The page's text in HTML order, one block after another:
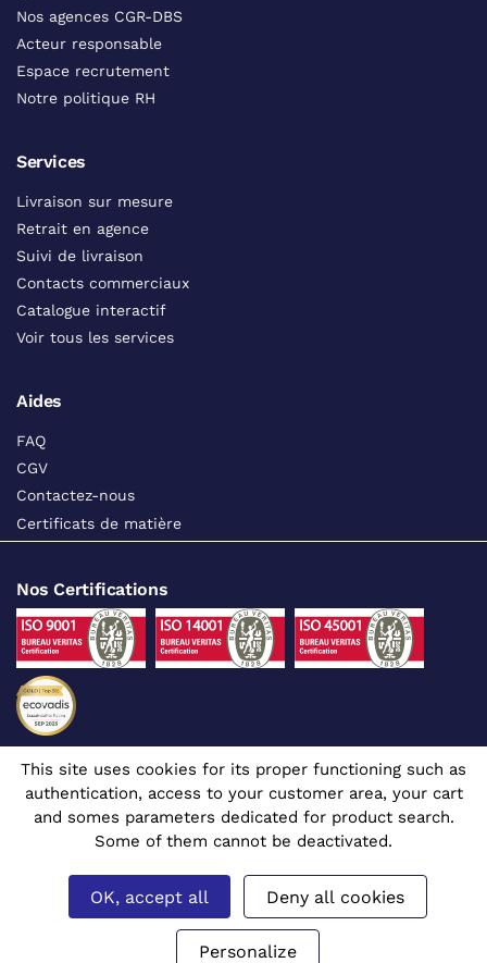
Nos agences CGR-DBS
Acteur responsable
Espace recrutement
Notre politique RH
Services
Livraison sur mesure
Retrait en agence
Suivi de livraison
Contacts commerciaux
Catalogue interactif
Voir tous les services
Aides
FAQ
CGV
Contactez-nous
Certificats de matière
Nos Certifications
Suivez-nous sur les réseaux sociaux
Site dédié aux professionnels
© 1980 - 2026 CGR - Tous droits réservés
Prix affichés en euros et hors TVA.
This site uses cookies for its proper functioning such as
authentication, access to your customer area, your cart
and somes parameters dedicated for product search.
Some of them cannot be deactivated.
OK, accept all Deny all cookies
Personalize